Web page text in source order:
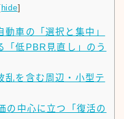
[ hide]
車の「選択と集中」
「低PBR見直し」のう
乱を含む周辺・小型テ
の中心に立つ「復活の